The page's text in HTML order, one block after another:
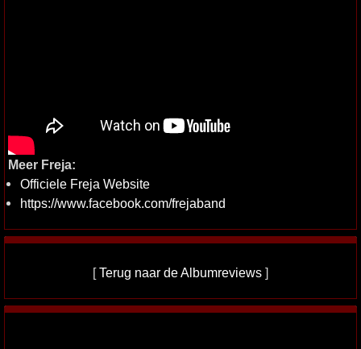
Meer Freja:
Officiele Freja Website
https://www.facebook.com/frejaband
[Terug naar de Albumreviews ]